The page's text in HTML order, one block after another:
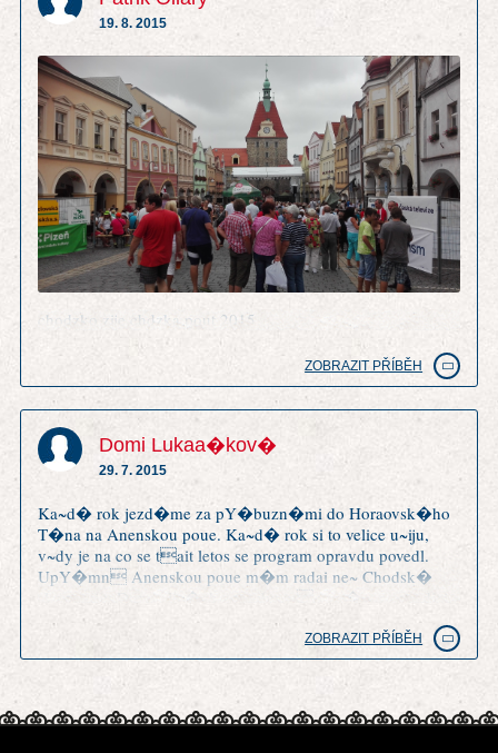
19. 8. 2015
chodzko zije chdzka pout 2015
ZOBRAZIT PŘÍBĚH
Domi Lukaa�kov�
29. 7. 2015
Ka~d� rok jezd�me za pY�buzn�mi do Horaovsk�ho
T�na na Anenskou poue. Ka~d� rok si to velice u~iju,
v~dy je na co se tait letos se program opravdu povedl.
UpY�mn Anenskou poue m�m radai ne~ Chodsk�
slavnosti v Doma~lic�ch a trochu m mrz�, ~e o tradici
Anensk� pouti tu nen� ani zm�Hka.
ZOBRAZIT PŘÍBĚH